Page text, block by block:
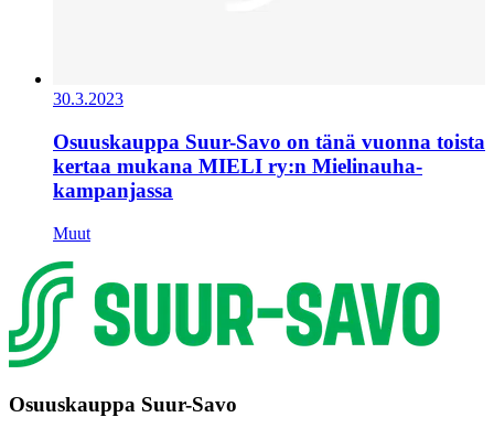
30.3.2023
Osuuskauppa Suur-Savo on tänä vuonna toista
kertaa mukana MIELI ry:n Mielinauha-
kampanjassa
Muut
Osuuskauppa Suur-Savo